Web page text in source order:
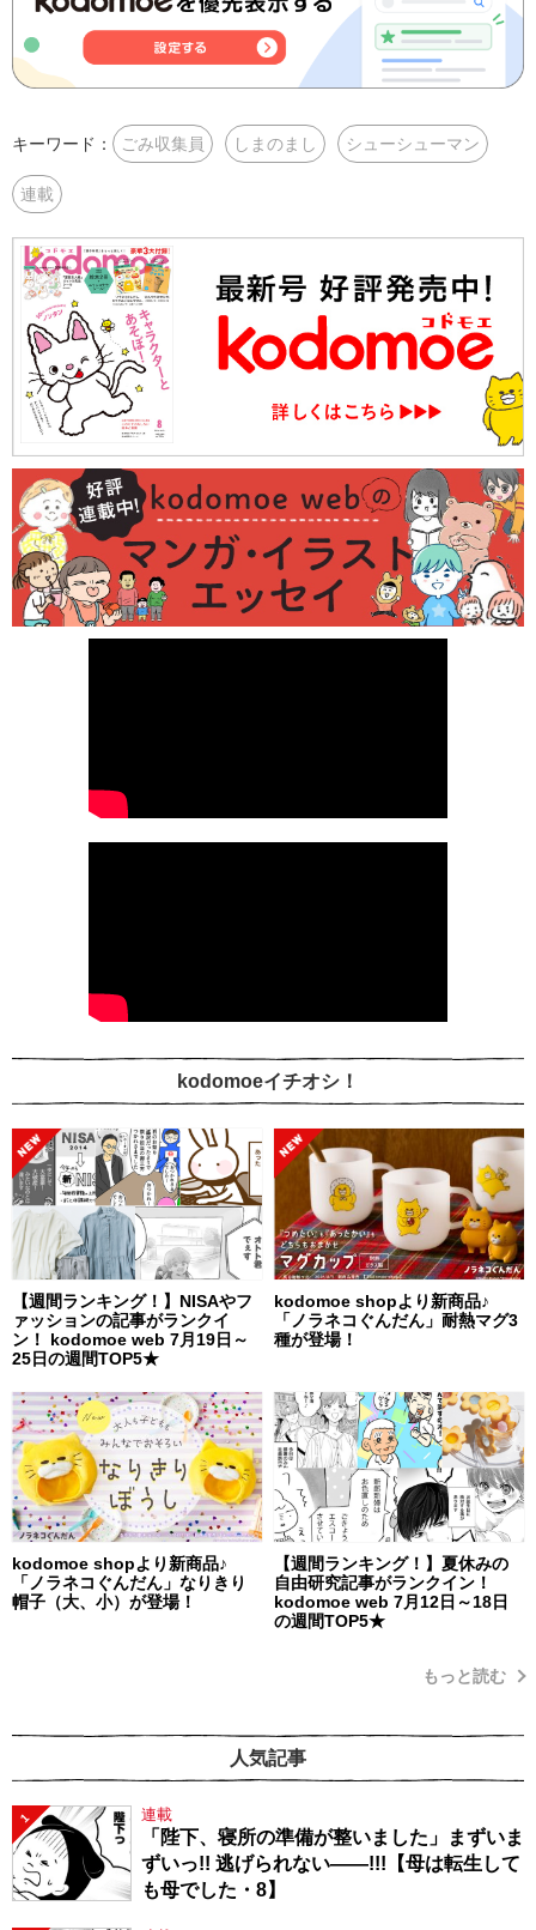
キーワード： ごみ収集員 しまのまし シューシューマン
連載
kodomoeイチオシ！
【週間ランキング！】NISAやフ
ァッションの記事がランクイ
ン！ kodomoe web 7月19日～
25日の週間TOP5★
kodomoe shopより新商品♪
「ノラネコぐんだん」耐熱マグ3
種が登場！
kodomoe shopより新商品♪
「ノラネコぐんだん」なりきり
帽子（大、小）が登場！
【週間ランキング！】夏休みの
自由研究記事がランクイン！
kodomoe web 7月12日～18日
の週間TOP5★
もっと読む
人気記事
1 連載
「陛下、寝所の準備が整いました」まずいま
ずいっ!! 逃げられない――!!!【母は転生して
も母でした・8】